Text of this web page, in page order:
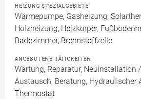
HEIZUNG SPEZIALGEBIETE
Wärmepumpe, Gasheizung,
Holzheizung, Heizkörper,
Badezimmer, Brennstoffzelle
ANGEBOTENE TÄTIGKEITEN
Wartung, Reparatur, Neuinstallation
Austausch, Beratung, Hydraulischer
Thermostat